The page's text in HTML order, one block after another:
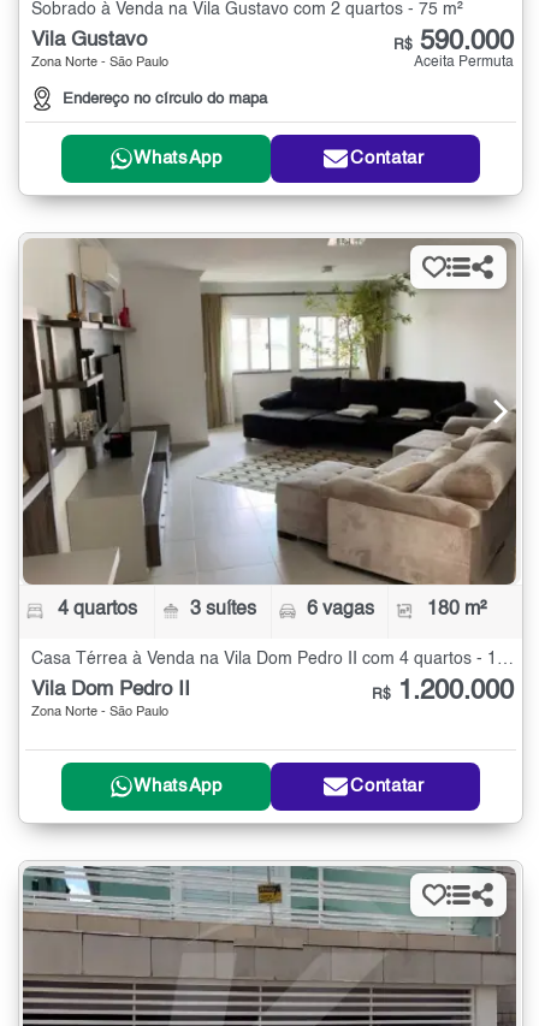
Sobrado à Venda na Vila Gustavo com 2 quartos - 75 m²
Vila Gustavo
Zona Norte - São Paulo
Endereço no círculo do mapa
R$ 590.000
Aceita Permuta
WhatsApp Contatar
4 quartos 3 suítes 6 vagas 180 m²
Vila Dom Pedro II
Zona Norte - São Paulo
R$ 1.200.000
WhatsApp Contatar